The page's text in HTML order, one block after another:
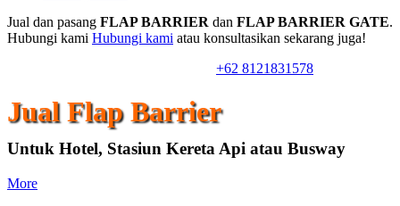
Jual dan pasang FLAP BARRIER dan FLAP BARRIER GATE.
Hubungi kami Hubungi kami atau konsultasikan sekarang juga!
+62 8121831578
Jual Flap Barrier
Untuk Hotel, Stasiun Kereta Api atau Busway
More